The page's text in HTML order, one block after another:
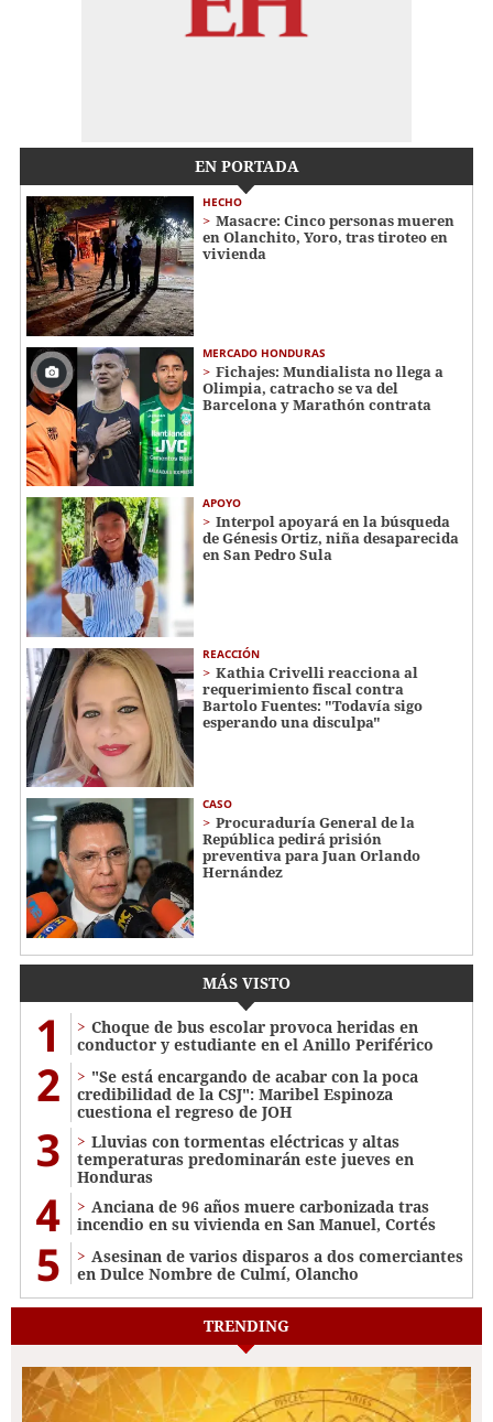
EN PORTADA
HECHO
Masacre: Cinco personas mueren
en Olanchito, Yoro, tras tiroteo en
vivienda
MERCADO HONDURAS
Fichajes: Mundialista no llega a
Olimpia, catracho se va del
Barcelona y Marathón contrata
APOYO
Interpol apoyará en la búsqueda
de Génesis Ortiz, niña desaparecida
en San Pedro Sula
REACCIÓN
Kathia Crivelli reacciona al
requerimiento fiscal contra
Bartolo Fuentes: "Todavía sigo
esperando una disculpa"
CASO
Procuraduría General de la
República pedirá prisión
preventiva para Juan Orlando
Hernández
MÁS VISTO
1
Choque de bus escolar provoca heridas en
conductor y estudiante en el Anillo Periférico
2
"Se está encargando de acabar con la poca
credibilidad de la CSJ": Maribel Espinoza
cuestiona el regreso de JOH
3
Lluvias con tormentas eléctricas y altas
temperaturas predominarán este jueves en
Honduras
4
Anciana de 96 años muere carbonizada tras
incendio en su vivienda en San Manuel, Cortés
5
Asesinan de varios disparos a dos comerciantes
en Dulce Nombre de Culmí, Olancho
TRENDING